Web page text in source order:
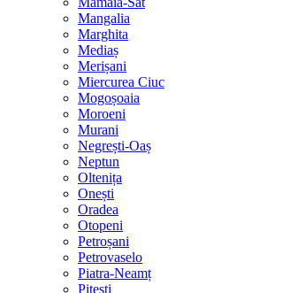
Mangalia
Marghita
Mediaș
Merișani
Miercurea Ciuc
Mogoșoaia
Moroeni
Murani
Negrești-Oaș
Neptun
Oltenița
Onești
Oradea
Otopeni
Petroșani
Petrovaselo
Piatra-Neamț
Pitești